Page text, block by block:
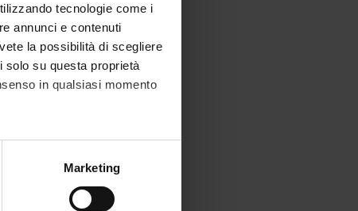
tecnologie come i
annunci e contenuti
la possibilità di scegliere
su questa proprietà
in qualsiasi momento
metro,Marketing